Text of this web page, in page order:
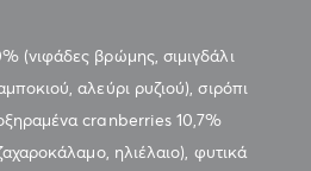
(νιφάδες βρώμης, σιμιγδάλι
αλεύρι ρυζιού), σιρόπι
cranberries 10,7%
ηλιέλαιο), φυτικά